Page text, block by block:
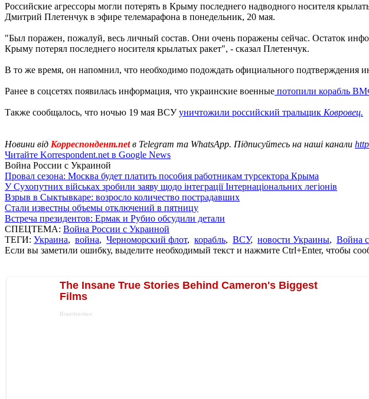
Российские агрессоры могли потерять в Крыму последнего надводного носителя
Дмитрий Плетенчук в эфире телемарафона в понедельник, 20 мая.
"Был поражен, пожалуй, весь личный состав. Они очень поражены сейчас. Остаток
Крыму потерял последнего носителя крылатых ракет", - сказал Плетенчук.
В то же время, он напомнил, что необходимо подождать официального подтверждения
Ранее в соцсетях появилась информация, что украинские военные потопили корабль
Также сообщалось, что ночью 19 мая ВСУуничтожили российский тральщик Ковровец.
Новини від Корреспондент.netв Telegram та WhatsApp. Підписуйтесь на наші канали
Читайте Korrespondent.net в Google News
Война России с Украиной
Провал сезона: Москва будет платить пособия работникам турсектора Крыма
У Сухопутних військах зробили заяву щодо інтеграції Інтернаціональних легіонів
Взрыв в Сыктывкаре: возросло количество пострадавших
Стали известны объемы отключений в пятницу
Встреча президентов: Ермак и Рубио обсудили детали
СПЕЦТЕМА: Война России с Украиной
ТЕГИ: Украина, война, Черноморский флот, корабль, ВСУ, новости Украины, Война
Если вы заметили ошибку, выделите необходимый текст и нажмите Ctrl+Enter, чтобы